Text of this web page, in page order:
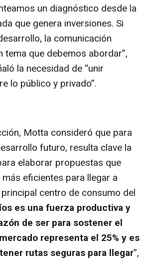
un diagnóstico desde la
que genera inversiones. Si
la comunicación
tema que debemos abordar”,
la necesidad de “unir
lo público y privado”.
Motta consideró que para
futuro, resulta clave la
elaborar propuestas que
eficientes para llegar a
principal centro de consumo del
es una fuerza productiva y
de ser para sostener el
representa el 25% y es
rutas seguras para llegar”,